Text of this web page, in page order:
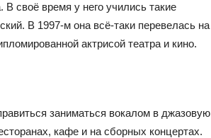
своё время у него учились такие
В 1997-м она всё-таки перевелась на
актрисой театра и кино.
заниматься вокалом в джазовую
кафе и на сборных концертах.